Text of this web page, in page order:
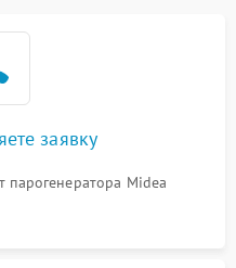
заявку
парогенератора Midea